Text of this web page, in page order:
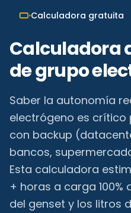
Calculadora gratuita
Calculadora
de grupo
Saber la autonomía
electrógeno es
con backup
bancos,
Esta calculadora
+ horas a carga 100%
del genset y los litros